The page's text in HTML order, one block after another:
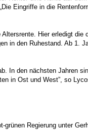
Eingriffe in die
Hier erledigt
in den Ruhestand. Ab 1.
In den nächsten Jahren
in Ost und West”, so
Regierung unter